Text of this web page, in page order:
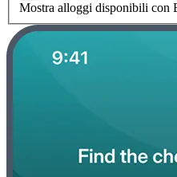
Mostra alloggi disponibili con